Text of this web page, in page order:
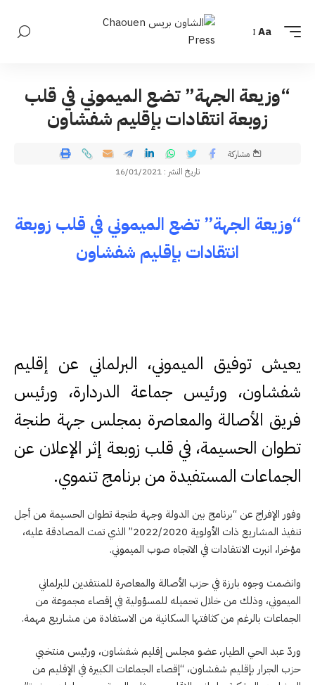
Aa
“وزيعة الجهة” تضع الميموني في قلب
زوبعة انتقادات بإقليم شفشاون
تاريخ النشر : 16/01/2021
مشاركة
“وزيعة الجهة” تضع الميموني في قلب زوبعة
انتقادات بإقليم شفشاون
يعيش توفيق الميموني، البرلماني عن إقليم
شفشاون، ورئيس جماعة الدردارة، ورئيس
فريق الأصالة والمعاصرة بمجلس جهة طنجة
تطوان الحسيمة، في قلب زوبعة إثر الإعلان عن
الجماعات المستفيدة من برنامج تنموي.
وفور الإفراج عن “برنامج بين الدولة وجهة طنجة تطوان الحسيمة من أجل
تنفيذ المشاريع ذات الأولوية 2022/2020” الذي تمت المصادقة عليه،
مؤخرا، انبرت الانتقادات في الاتجاه صوب الميموني.
وانضمت وجوه بارزة في حزب الأصالة والمعاصرة للمنتقدين للبرلماني
الميموني، وذلك من خلال تحميله للمسؤولية في إقصاء مجموعة من
الجماعات بالرغم من كثافتها السكانية من الاستفادة من مشاريع مهمة.
وردّ عبد الحي الطيار، عضو مجلس إقليم شفشاون، ورئيس منتخبي
حزب الجرار بإقليم شفشاون، “إقصاء الجماعات الكبيرة في الإقليم من